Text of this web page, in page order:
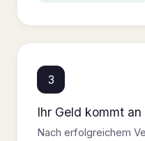
3
Ihr Geld kommt an
Nach erfolgreichem